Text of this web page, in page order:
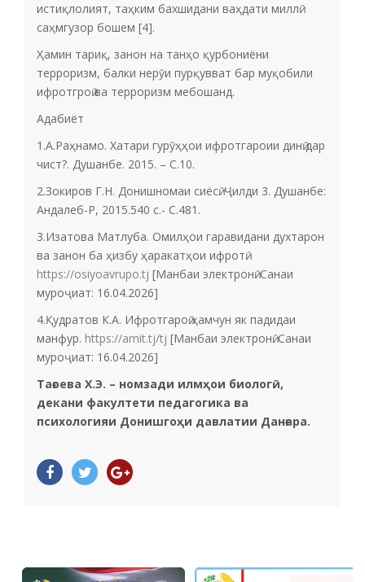
истиқлолият, таҳким бахшидани ваҳдати миллӣ
саҳмгузор бошем [4].
Ҳамин тариқ, занон на танҳо қурбониёни
терроризм, балки нерӯи пурқувват бар муқобили
ифротгроӣ ва терроризм мебошанд.
Адабиёт
1.А.Раҳнамо. Хатари гурӯҳҳои ифротгароии динӣ дар
чист?. Душанбе. 2015. – С.10.
2.Зокиров Г.Н. Донишномаи сиёсӣ. Ҷилди 3. Душанбе:
Андалеб-Р, 2015.540 с.- С.481.
3.Изатова Матлуба. Омилҳои гаравидани духтарон
ва занон ба ҳизбу ҳаракатҳои ифротӣ
https://osiyoavrupo.tj [Манбаи электронӣ. Санаи
муроҷиат: 16.04.2026]
4.Қудратов К.А. Ифротгароӣ ҳамчун як падидаи
манфур. https://amit.tj/tj [Манбаи электронӣ. Санаи
муроҷиат: 16.04.2026]
Тағоева Х.Э. – номзади илмҳои биологӣ,
декани факултети педагогика ва
психологияи Донишгоҳи давлатии Данғара.